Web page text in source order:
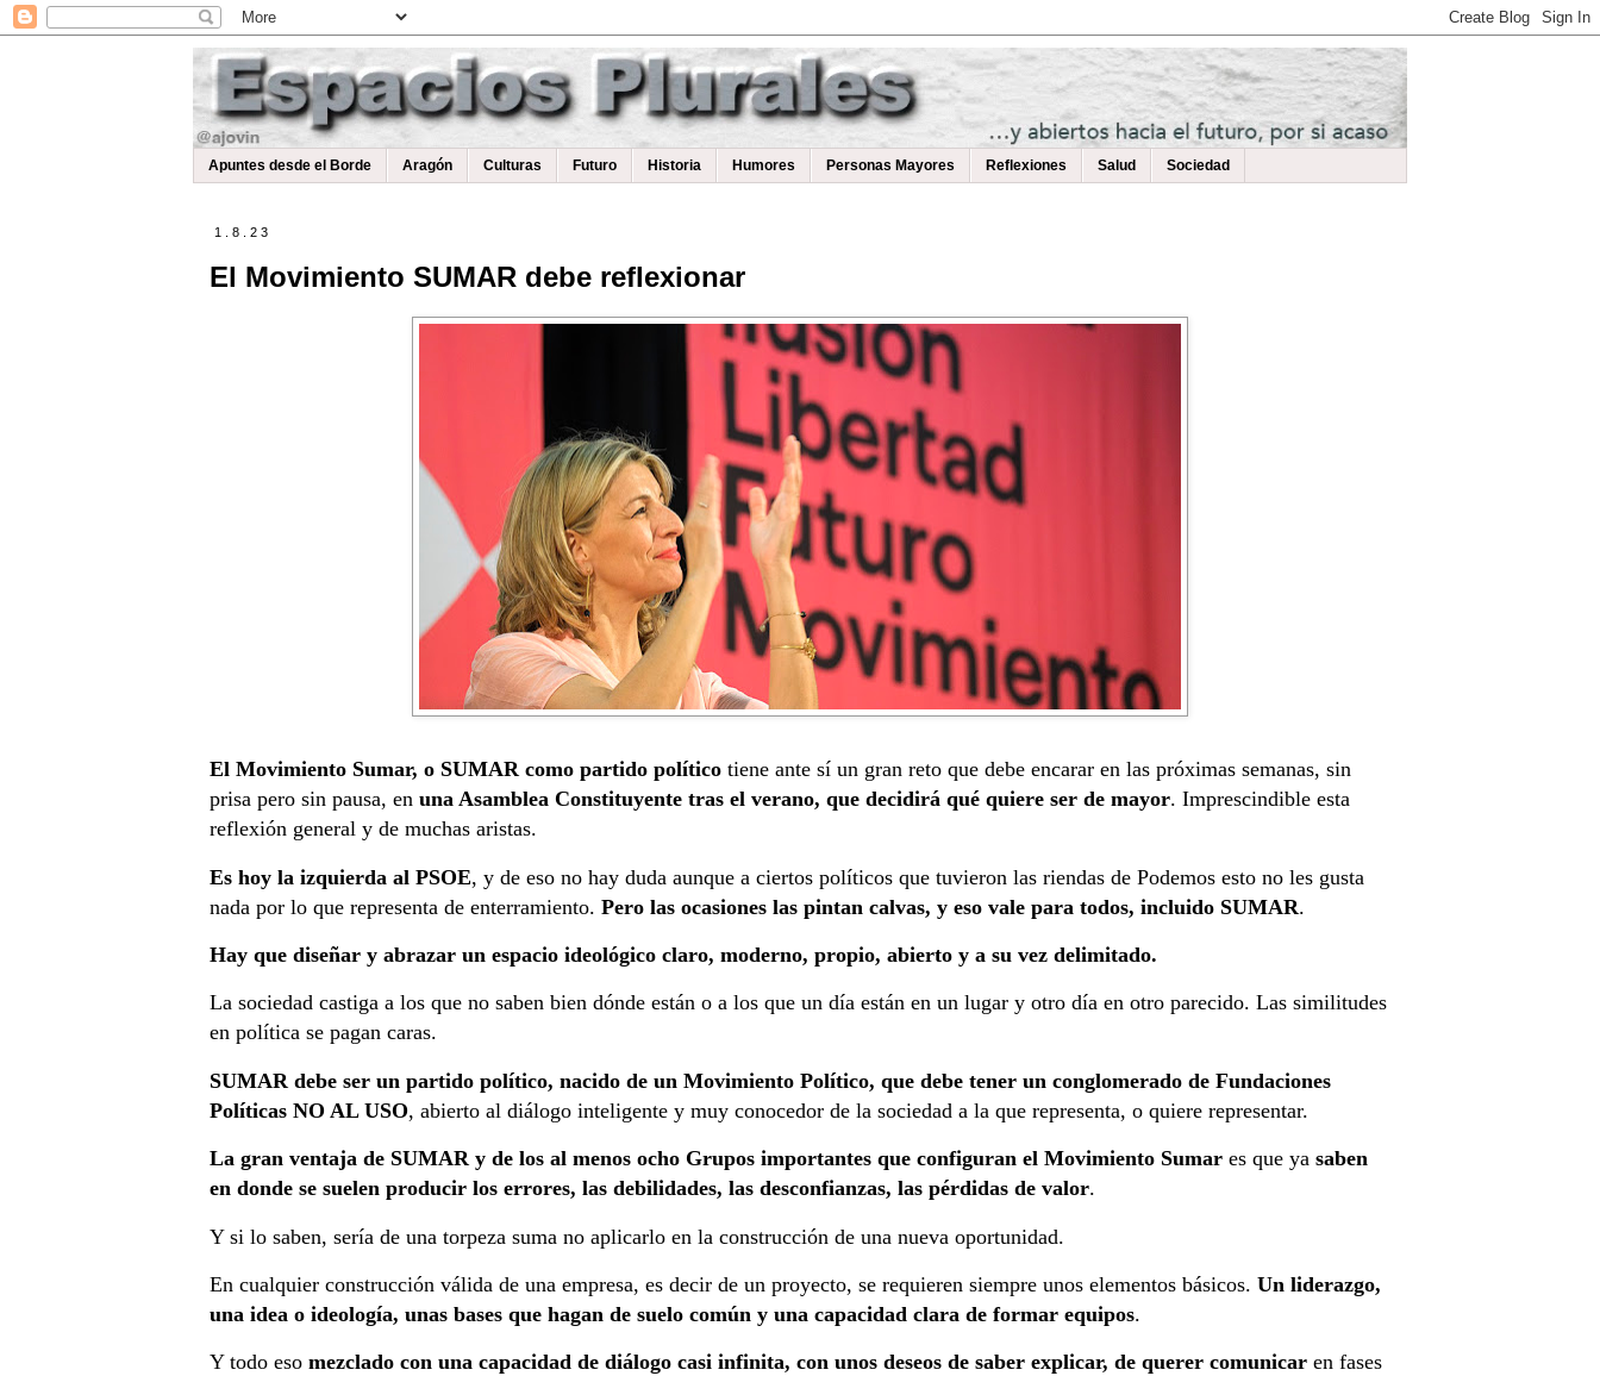
Apuntes desde el Borde Aragón Culturas Futuro Historia Humores Personas Mayores Reflexiones Salud Sociedad
1.8.23
El Movimiento SUMAR debe reflexionar
El Movimiento Sumar, o SUMAR como partido político tiene ante sí un gran reto que debe encarar en las próximas semanas, sin
prisa pero sin pausa, en una Asamblea Constituyente tras el verano, que decidirá qué quiere ser de mayor. Imprescindible esta
reflexión general y de muchas aristas.
Es hoy la izquierda al PSOE, y de eso no hay duda aunque a ciertos políticos que tuvieron las riendas de Podemos esto no les gusta
nada por lo que representa de enterramiento. Pero las ocasiones las pintan calvas, y eso vale para todos, incluido SUMAR.
Hay que diseñar y abrazar un espacio ideológico claro, moderno, propio, abierto y a su vez delimitado.
La sociedad castiga a los que no saben bien dónde están o a los que un día están en un lugar y otro día en otro parecido. Las similitudes
en política se pagan caras.
SUMAR debe ser un partido político, nacido de un Movimiento Político, que debe tener un conglomerado de Fundaciones
Políticas NO AL USO, abierto al diálogo inteligente y muy conocedor de la sociedad a la que representa, o quiere representar.
La gran ventaja de SUMAR y de los al menos ocho Grupos importantes que configuran el Movimiento Sumar es que ya saben
en donde se suelen producir los errores, las debilidades, las desconfianzas, las pérdidas de valor.
Y si lo saben, sería de una torpeza suma no aplicarlo en la construcción de una nueva oportunidad.
En cualquier construcción válida de una empresa, es decir de un proyecto, se requieren siempre unos elementos básicos. Un liderazgo,
una idea o ideología, unas bases que hagan de suelo común y una capacidad clara de formar equipos.
Y todo eso mezclado con una capacidad de diálogo casi infinita, con unos deseos de saber explicar, de querer comunicar en fases